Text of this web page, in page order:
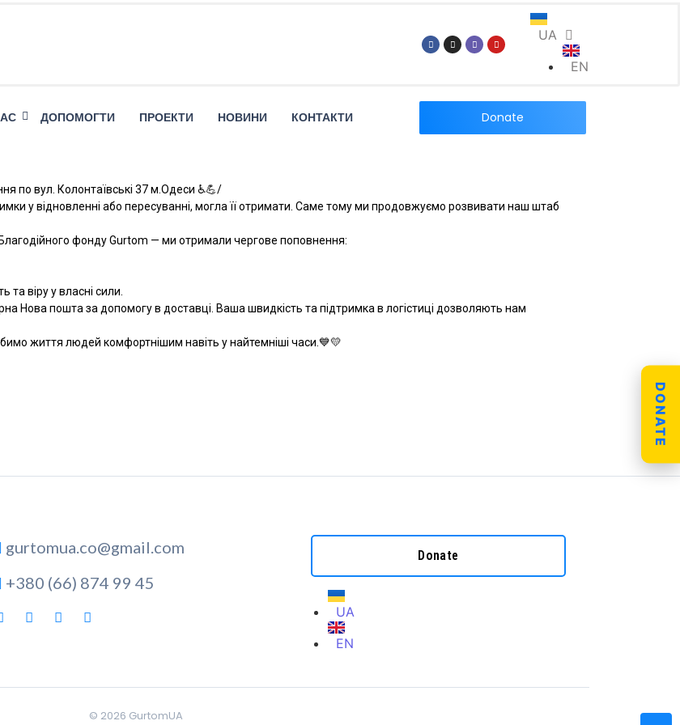
UA
EN
ДОПОМОГТИ ПРОЕКТИ НОВИНИ КОНТАКТИ Donate
по вул. Колонтаївські 37 м.Одеси ♿️💪/
у відновленні або пересуванні, могла її отримати. Саме тому ми продовжуємо розвивати наш штаб
фонду Gurtom — ми отримали чергове поповнення:
віру у власні сили.
Нова пошта за допомогу в доставці. Ваша швидкість та підтримка в логістиці дозволяють нам
життя людей комфортнішим навіть у найтемніші часи.💙💛
gurtomua.co@gmail.com
+380 (66) 874 99 45
Donate
UA
EN
© 2026 GurtomUA
DONATE